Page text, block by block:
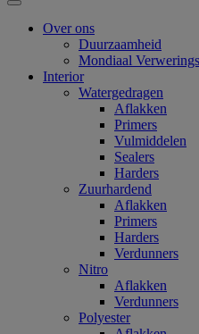
Over ons
Duurzaamheid
Mondiaal
Interior
Watergedragen
Aflakken
Primers
Vulmiddelen
Sealers
Harders
Zuurhardend
Aflakken
Primers
Harders
Verdunners
Nitro
Aflakken
Verdunners
Polyester